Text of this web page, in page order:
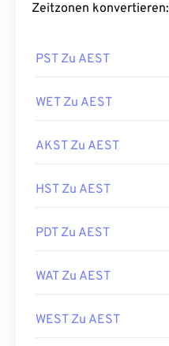
Zeitzonen konvertieren:
PST Zu AEST
WET Zu AEST
AKST Zu AEST
HST Zu AEST
PDT Zu AEST
WAT Zu AEST
WEST Zu AEST